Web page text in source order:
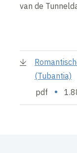
van de
(Tubantia)
pdf
•